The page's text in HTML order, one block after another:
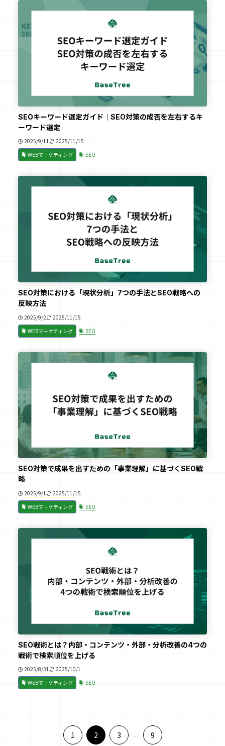
SEOキーワード選定ガイド｜SEO対策の成否を左右するキ
ーワード選定
2025/9/11
2025/11/15
WEBマーケティング
SEO
SEO対策における「現状分析」7つの手法とSEO戦略への
反映方法
2025/9/2
2025/11/15
WEBマーケティング
SEO
SEO対策で成果を出すための「事業理解」に基づくSEO戦
略
2025/9/1
2025/11/15
WEBマーケティング
SEO
SEO戦術とは？内部・コンテンツ・外部・分析改善の4つの
戦術で検索順位を上げる
2025/8/31
2025/10/1
WEBマーケティング
SEO
1 2 3 ... 9